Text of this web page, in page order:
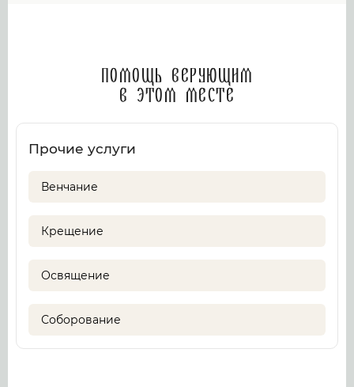
Помощь верующим
в этом месте
Прочие услуги
Венчание
Крещение
Освящение
Соборование